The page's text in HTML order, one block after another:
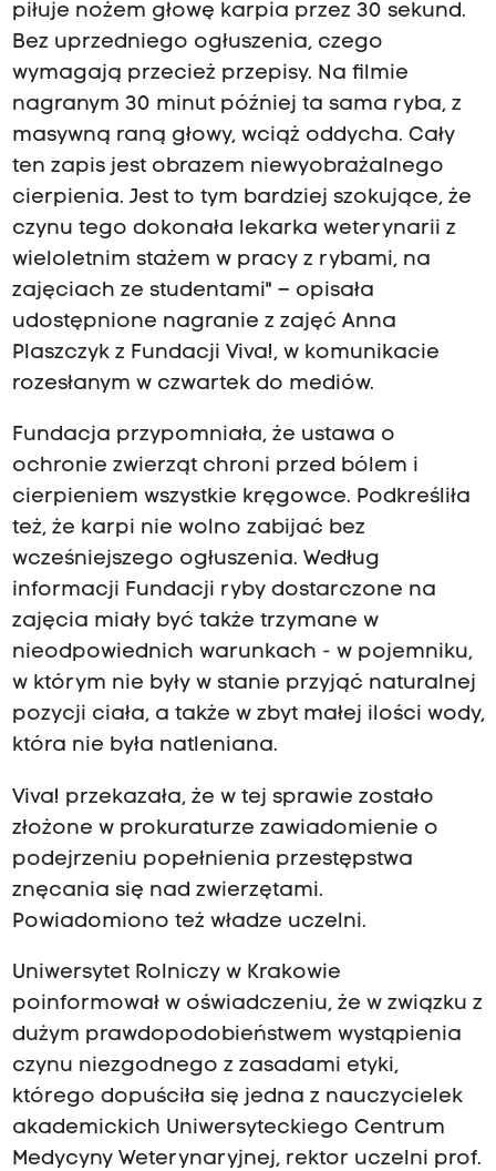
piłuje nożem głowę karpia przez 30 sekund.
Bez uprzedniego ogłuszenia, czego
wymagają przecież przepisy. Na filmie
nagranym 30 minut później ta sama ryba, z
masywną raną głowy, wciąż oddycha. Cały
ten zapis jest obrazem niewyobrażalnego
cierpienia. Jest to tym bardziej szokujące, że
czynu tego dokonała lekarka weterynarii z
wieloletnim stażem w pracy z rybami, na
zajęciach ze studentami" – opisała
udostępnione nagranie z zajęć Anna
Plaszczyk z Fundacji Viva!, w komunikacie
rozesłanym w czwartek do mediów.
Fundacja przypomniała, że ustawa o
ochronie zwierząt chroni przed bólem i
cierpieniem wszystkie kręgowce. Podkreśliła
też, że karpi nie wolno zabijać bez
wcześniejszego ogłuszenia. Według
informacji Fundacji ryby dostarczone na
zajęcia miały być także trzymane w
nieodpowiednich warunkach - w pojemniku,
w którym nie były w stanie przyjąć naturalnej
pozycji ciała, a także w zbyt małej ilości wody,
która nie była natleniana.
Viva! przekazała, że w tej sprawie zostało
złożone w prokuraturze zawiadomienie o
podejrzeniu popełnienia przestępstwa
znęcania się nad zwierzętami.
Powiadomiono też władze uczelni.
Uniwersytet Rolniczy w Krakowie
poinformował w oświadczeniu, że w związku z
dużym prawdopodobieństwem wystąpienia
czynu niezgodnego z zasadami etyki,
którego dopuściła się jedna z nauczycielek
akademickich Uniwersyteckiego Centrum
Medycyny Weterynaryjnej, rektor uczelni prof.